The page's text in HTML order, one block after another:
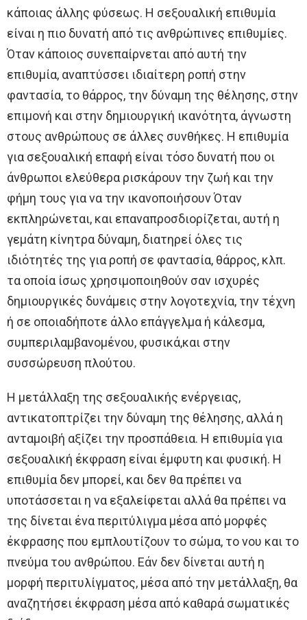
κάποιας άλλης φύσεως. Η σεξουαλική επιθυμία
είναι η πιο δυνατή από τις ανθρώπινες επιθυμίες.
Όταν κάποιος συνεπαίρνεται από αυτή την
επιθυμία, αναπτύσσει ιδιαίτερη ροπή στην
φαντασία, το θάρρος, την δύναμη της θέλησης, στην
επιμονή και στην δημιουργική ικανότητα, άγνωστη
στους ανθρώπους σε άλλες συνθήκες. Η επιθυμία
για σεξουαλική επαφή είναι τόσο δυνατή που οι
άνθρωποι ελεύθερα ρισκάρουν την ζωή και την
φήμη τους για να την ικανοποιήσουν Όταν
εκπληρώνεται, και επαναπροσδιορίζεται, αυτή η
γεμάτη κίνητρα δύναμη, διατηρεί όλες τις
ιδιότητές της για ροπή σε φαντασία, θάρρος, κλπ.
τα οποία ίσως χρησιμοποιηθούν σαν ισχυρές
δημιουργικές δυνάμεις στην λογοτεχνία, την τέχνη
ή σε οποιαδήποτε άλλο επάγγελμα ή κάλεσμα,
συμπεριλαμβανομένου, φυσικά,και στην
συσσώρευση πλούτου.
Η μετάλλαξη της σεξουαλικής ενέργειας,
αντικατοπτρίζει την δύναμη της θέλησης, αλλά η
ανταμοιβή αξίζει την προσπάθεια. Η επιθυμία για
σεξουαλική έκφραση είναι έμφυτη και φυσική. Η
επιθυμία δεν μπορεί, και δεν θα πρέπει να
υποτάσσεται η να εξαλείφεται αλλά θα πρέπει να
της δίνεται ένα περιτύλιγμα μέσα από μορφές
έκφρασης που εμπλουτίζουν το σώμα, το νου και το
πνεύμα του ανθρώπου. Εάν δεν δίνεται αυτή η
μορφή περιτυλίγματος, μέσα από την μετάλλαξη, θα
αναζητήσει έκφραση μέσα από καθαρά σωματικές